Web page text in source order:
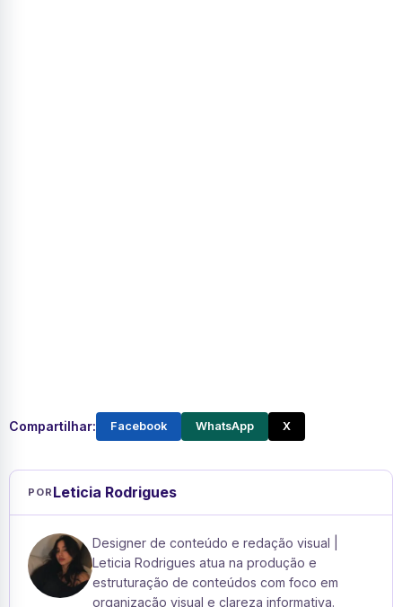
Compartilhar: Facebook WhatsApp X
POR Leticia Rodrigues
Designer de conteúdo e redação visual |
Leticia Rodrigues atua na produção e
estruturação de conteúdos com foco em
organização visual e clareza informativa.